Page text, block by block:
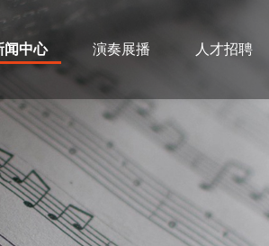
闻中心 演奏展播 人才招聘